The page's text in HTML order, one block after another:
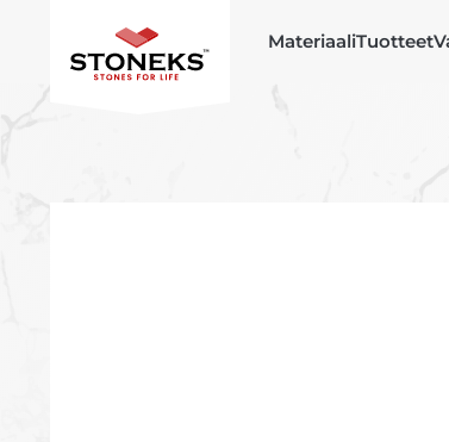
MateriaaliTuotteet